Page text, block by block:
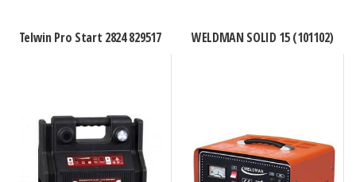
Telwin Pro Start 2824 829517 WELDMAN SOLID 15 (101102)